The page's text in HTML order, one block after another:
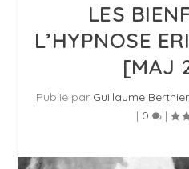
LES
L’HYPNOSE
[MAJ
Publié par Guillaume Berthier
| 0 |